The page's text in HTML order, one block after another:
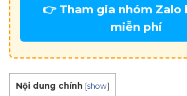
👉 Tham gia nhóm Zalo
miễn phí
Nội dung chính [show]